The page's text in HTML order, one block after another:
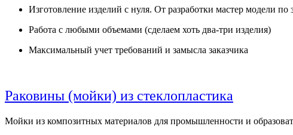
Изготовление изделий с нуля. От разработки мастер модели
Работа с любыми объемами (сделаем хоть два-три изделия)
Максимальный учет требований и замысла заказчика
Раковины (мойки) из стеклопластика
Мойки из композитных материалов для промышленности и